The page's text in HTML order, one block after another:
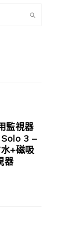
監視器
3 –
+磁吸
器